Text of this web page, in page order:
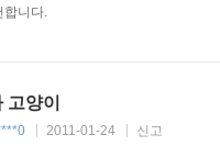
합니다.
고양이
2011-01-24 신고